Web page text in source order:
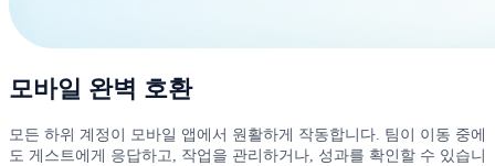
모바일 완벽 호환
모든 하위 계정이 모바일 앱에서 원활하게 작동합니다. 팀이 이동 중에
도 게스트에게 응답하고, 작업을 관리하거나, 성과를 확인할 수 있습니